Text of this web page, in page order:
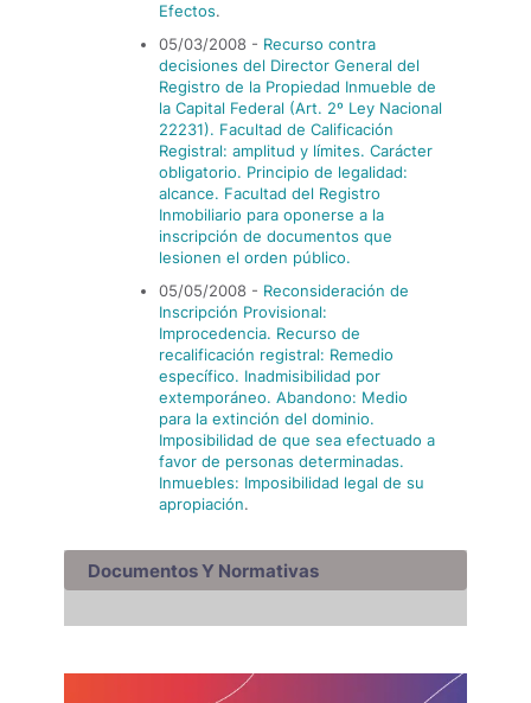
Efectos.
05/03/2008 - Recurso contra
decisiones del Director General del
Registro de la Propiedad Inmueble de
la Capital Federal (Art. 2º Ley Nacional
22231). Facultad de Calificación
Registral: amplitud y lí­mites. Carácter
obligatorio. Principio de legalidad:
alcance. Facultad del Registro
Inmobiliario para oponerse a la
inscripción de documentos que
lesionen el orden público.
05/05/2008 - Reconsideración de
Inscripción Provisional:
Improcedencia. Recurso de
recalificación registral: Remedio
especí­fico. Inadmisibilidad por
extemporáneo. Abandono: Medio
para la extinción del dominio.
Imposibilidad de que sea efectuado a
favor de personas determinadas.
Inmuebles: Imposibilidad legal de su
apropiación.
Documentos Y Normativas